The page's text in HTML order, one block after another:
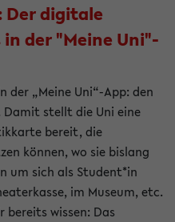
Der digitale
der "Meine Uni"-
der „Meine Uni“-App: den
stellt die Uni eine
bereit, die
können, wo sie bislang
um sich als Student*in
im Museum, etc.
bereits wissen: Das